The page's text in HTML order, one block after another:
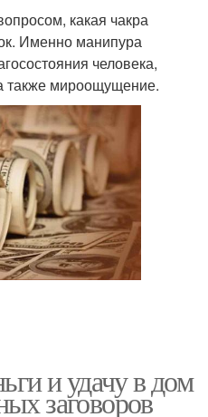
какая чакра
Именно манипура
человека,
также мироощущение.
и удачу в дом
заговоров